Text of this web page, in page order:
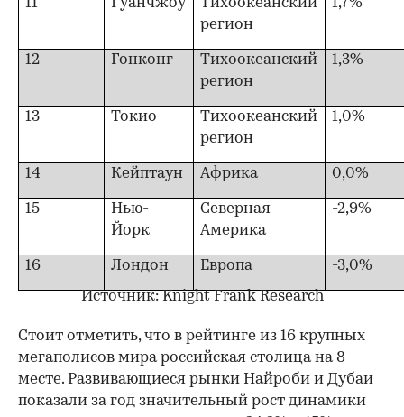
11 Гуанчжоу
Тихоокеанский
регион
1,7%
12 Гонконг
Тихоокеанский
регион
1,3%
13 Токио
Тихоокеанский
регион
1,0%
14 Кейптаун Африка 0,0%
15
Нью-
Йорк
Северная
Америка
-2,9%
16 Лондон Европа
-3,0%
Источник: Knight Frank Research
Стоит отметить, что в рейтинге из 16 крупных
мегаполисов мира российская столица на 8
месте. Развивающиеся рынки Найроби и Дубаи
показали за год значительный рост динамики